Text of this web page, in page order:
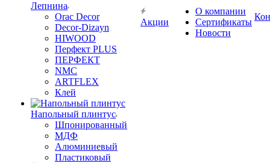
Лепнина
Orac Decor
Decor-Dizayn
HIWOOD
Перфект PLUS
ПЕРФЕКТ
NMC
ARTFLEX
Клей
Напольный плинтус
Шпонированный
МДФ
Алюминиевый
Пластиковый
Акции
О компании
Сертификаты
Новости